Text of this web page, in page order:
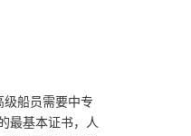
船员需要中专
最基本证书，人